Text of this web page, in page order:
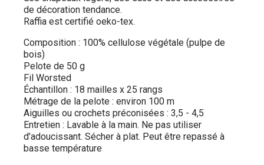
de décoration tendance.
Raffia est certifié oeko-tex.
Composition : 100% cellulose végétale (pulpe de
bois)
Pelote de 50 g
Fil Worsted
Échantillon : 18 mailles x 25 rangs
Métrage de la pelote : environ 100 m
Aiguilles ou crochets préconisées : 3,5 - 4,5
Entretien : Lavable à la main. Ne pas utiliser
d’adoucissant. Sécher à plat. Peut être repassé à
basse température